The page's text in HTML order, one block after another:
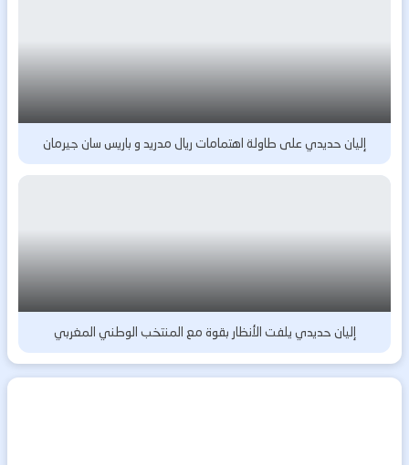
إليان حديدي على طاولة اهتمامات ريال مدريد و باريس سان جيرمان
إليان حديدي يلفت الأنظار بقوة مع المنتخب الوطني المغربي